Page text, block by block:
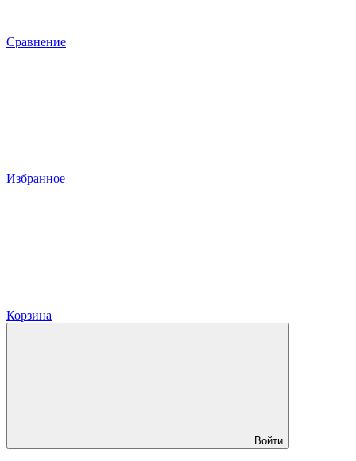
Сравнение
Избранное
Корзина
Войти